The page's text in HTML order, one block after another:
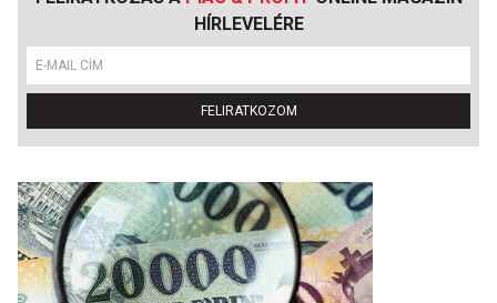
HÍRLEVELÉRE
FELIRATKOZOM